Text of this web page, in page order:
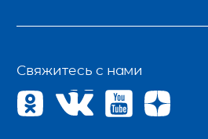
Свяжитесь с нами